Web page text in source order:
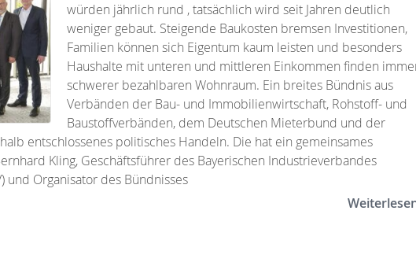
würden jährlich rund , tatsächlich wird seit Jahren deutlich
weniger gebaut. Steigende Baukosten bremsen Investitionen,
Familien können sich Eigentum kaum leisten und besonders
Haushalte mit unteren und mittleren Einkommen finden
schwerer bezahlbaren Wohnraum. Ein breites Bündnis aus
Verbänden der Bau- und Immobilienwirtschaft, Rohstoff- und
Baustoffverbänden, dem Deutschen Mieterbund und der
entschlossenes politisches Handeln. Die hat ein gemeinsames
Kling, Geschäftsführer des Bayerischen Industrieverbandes
und Organisator des Bündnisses